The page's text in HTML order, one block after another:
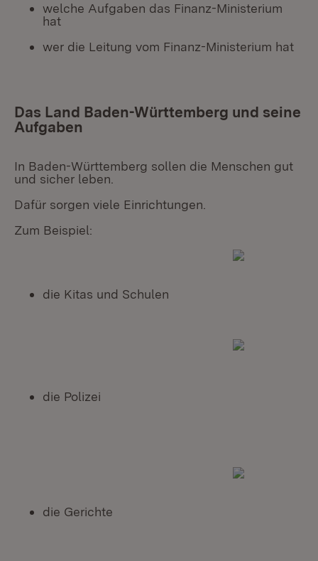
welche Aufgaben das Finanz-Ministerium
hat
wer die Leitung vom Finanz-Ministerium hat
Das Land Baden-Württemberg und seine
Aufgaben
In Baden-Württemberg sollen die Menschen gut
und sicher leben.
Dafür sorgen viele Einrichtungen.
Zum Beispiel:
die Kitas und Schulen
die Polizei
die Gerichte